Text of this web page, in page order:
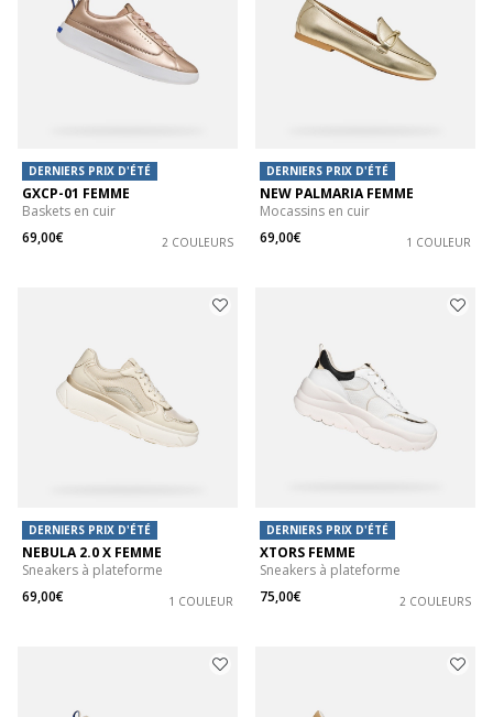
DERNIERS PRIX D'ÉTÉ
GXCP-01 FEMME
Baskets en cuir
69,00€
2 COULEURS
DERNIERS PRIX D'ÉTÉ
NEW PALMARIA FEMME
Mocassins en cuir
69,00€
1 COULEUR
DERNIERS PRIX D'ÉTÉ
NEBULA 2.0 X FEMME
Sneakers à plateforme
69,00€
1 COULEUR
DERNIERS PRIX D'ÉTÉ
XTORS FEMME
Sneakers à plateforme
75,00€
2 COULEURS